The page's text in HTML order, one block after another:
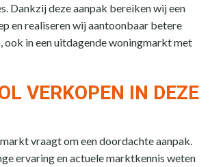
Dankzij deze aanpak bereiken wij een
en realiseren wij aantoonbaar betere
in een uitdagende woningmarkt met
VERKOPEN IN DEZE
vraagt om een doordachte aanpak.
ervaring en actuele marktkennis weten